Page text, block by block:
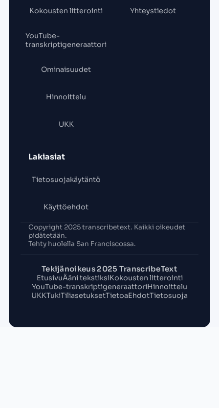
Kokousten litterointi
YouTube-
transkriptigeneraattori
Ominaisuudet
Hinnoittelu
UKK
Yhteystiedot
Lakiasiat
Tietosuojakäytäntö
Käyttöehdot
Copyright 2025 transcribetext. Kaikki oikeudet
pidätetään.
Tehty huolella San Franciscossa.
Tekijänoikeus 2025 TranscribeText
EtusivuÄäni tekstiksiKokousten litterointi
YouTube-transkriptigeneraattoriHinnoittelu
UKKTukiTiliasetuksetTietoaEhdotTietosuoja